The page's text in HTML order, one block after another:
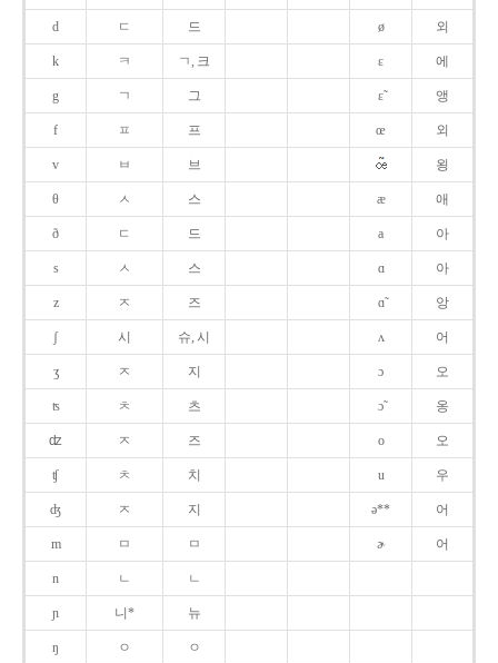
d ㄷ 드 ø 외
k ㅋ ㄱ, 크 ɛ 에
g ㄱ 그 ɛ̃ 앵
f ㅍ 프 œ 외
v ㅂ 브 욍
θ ㅅ 스 æ 애
ð ㄷ 드 a 아
s ㅅ 스 ɑ 아
z ㅈ 즈 ɑ̃ 앙
ʃ 시 슈, 시 ʌ 어
ʒ ㅈ 지 ɔ 오
ʦ ㅊ 츠 ɔ̃ 옹
ʣ ㅈ 즈 o 오
ʧ ㅊ 치 u 우
ʤ ㅈ 지 ə** 어
m ㅁ ㅁ ɚ 어
n ㄴ ㄴ
ɲ 니* 뉴
ŋ ㅇ ㅇ